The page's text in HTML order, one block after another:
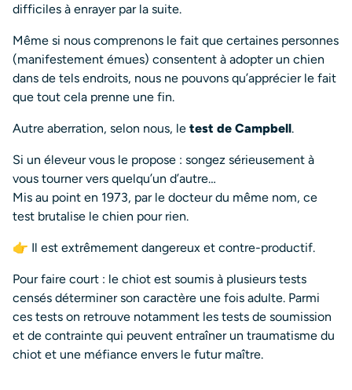
difficiles à enrayer par la suite.
Même si nous comprenons le fait que certaines personnes
(manifestement émues) consentent à adopter un chien
dans de tels endroits, nous ne pouvons qu’apprécier le fait
que tout cela prenne une fin.
Autre aberration, selon nous, le test de Campbell.
Si un éleveur vous le propose : songez sérieusement à
vous tourner vers quelqu’un d’autre…
Mis au point en 1973, par le docteur du même nom, ce
test brutalise le chien pour rien.
👉 Il est extrêmement dangereux et contre-productif.
Pour faire court : le chiot est soumis à plusieurs tests
censés déterminer son caractère une fois adulte. Parmi
ces tests on retrouve notamment les tests de soumission
et de contrainte qui peuvent entraîner un traumatisme du
chiot et une méfiance envers le futur maître.